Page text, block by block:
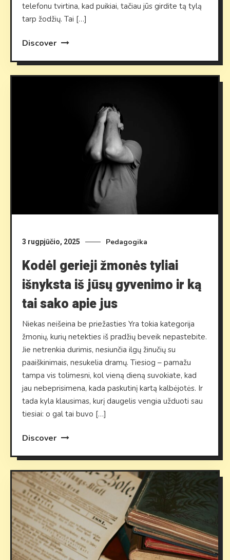
telefonu tvirtina, kad puikiai, tačiau jūs girdite tą tylą
tarp žodžių. Tai […]
Discover
3 rugpjūčio, 2025 Pedagogika
Kodėl gerieji žmonės tyliai
išnyksta iš jūsų gyvenimo ir ką
tai sako apie jus
Niekas neišeina be priežasties Yra tokia kategorija
žmonių, kurių netekties iš pradžių beveik nepastebite.
Jie netrenkia durimis, nesiunčia ilgų žinučių su
paaiškinimais, nesukelia dramų. Tiesiog – pamažu
tampa vis tolimesni, kol vieną dieną suvokiate, kad
jau nebeprisimena, kada paskutinį kartą kalbėjotės. Ir
tada kyla klausimas, kurį daugelis vengia užduoti sau
tiesiai: o gal tai buvo […]
Discover